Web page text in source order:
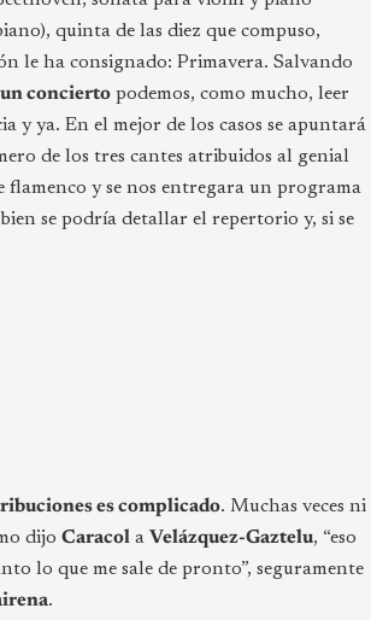
quinta de las diez que compuso,
le ha consignado: Primavera. Salvando
concierto podemos, como mucho, leer
y ya. En el mejor de los casos se apuntará
de los tres cantes atribuidos al genial
y se nos entregara un programa
se podría detallar el repertorio y, si se
es complicado. Muchas veces ni
dijo Caracol a Velázquez-Gaztelu, “eso
lo que me sale de pronto”, seguramente
.